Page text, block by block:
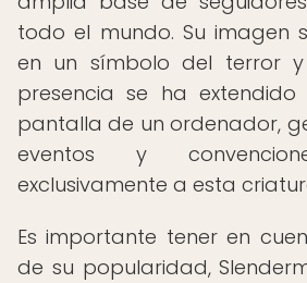
todo el mundo. Su imagen
en un símbolo del terror
presencia se ha
pantalla de un ordenador,
eventos y
exclusivamente a esta
Es importante tener en
de su popularidad,